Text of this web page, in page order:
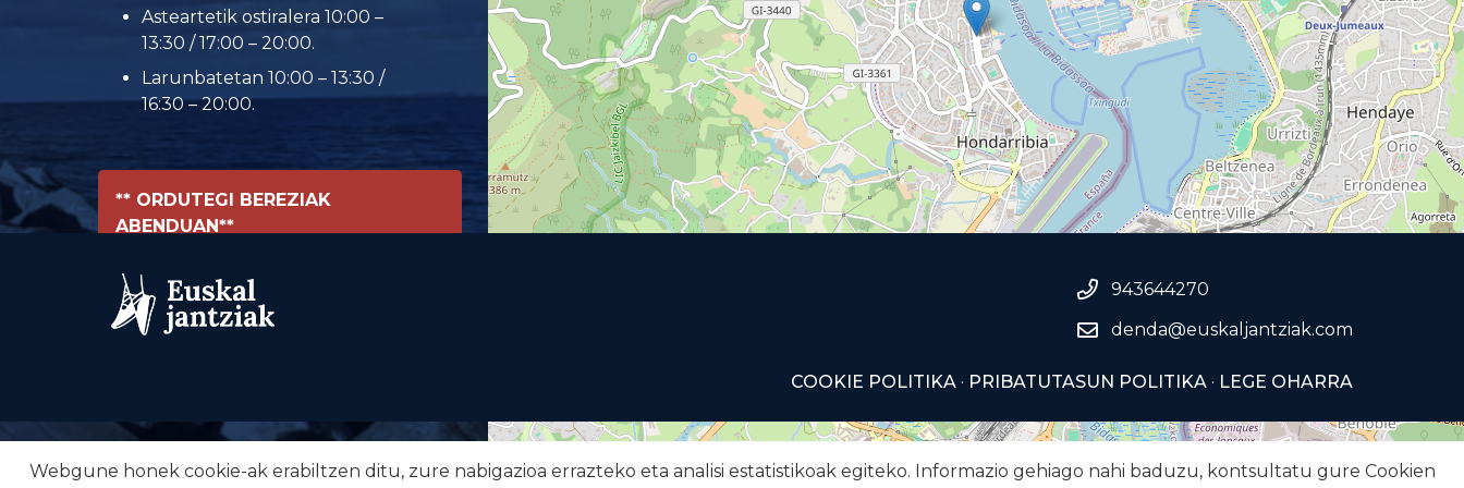
Asteartetik ostiralera 10:00 –
13:30 / 17:00 – 20:00.
Larunbatetan 10:00 – 13:30 /
16:30 – 20:00.
** ORDUTEGI BEREZIAK
ABENDUAN**
OpenStreetMap
943644270
denda@euskaljantziak.com
COOKIE POLITIKA · PRIBATUTASUN POLITIKA · LEGE OHARRA
Webgune honek cookie-ak erabiltzen ditu, zure nabigazioa errazteko eta analisi estatistikoak egiteko. Informazio gehiago nahi baduzu, kontsultatu gure Cookien